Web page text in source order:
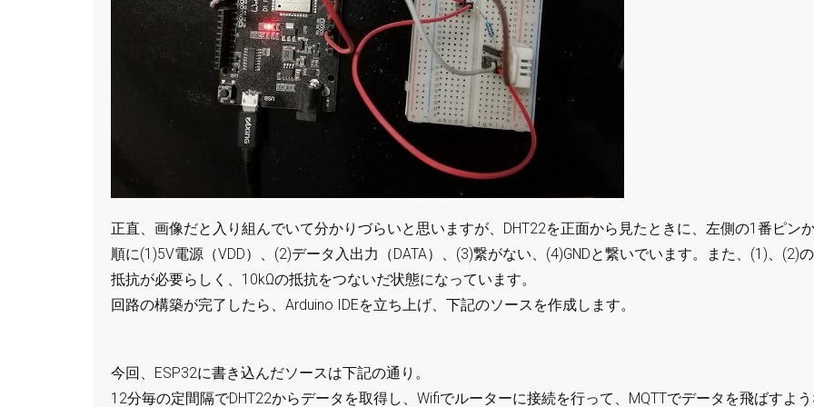
正直、画像だと入り組んでいて分かりづらいと思いますが、DHT22を正面から見たときに、左側の1番ピン
順に(1)5V電源（VDD）、(2)データ入出力（DATA）、(3)繋がない、(4)GNDと繋いでいます。また、(1)、(2)
抵抗が必要らしく、10kΩの抵抗をつないだ状態になっています。
回路の構築が完了したら、Arduino IDEを立ち上げ、下記のソースを作成します。
今回、ESP32に書き込んだソースは下記の通り。
12分毎の定間隔でDHT22からデータを取得し、Wifiでルーターに接続を行って、MQTTでデータを飛ばすよ